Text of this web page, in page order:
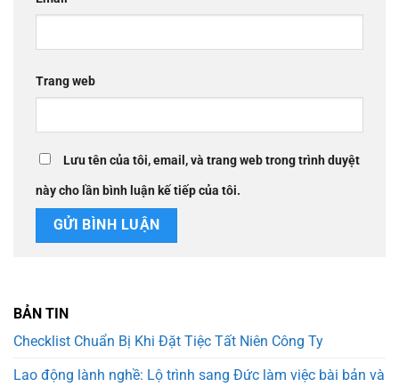
Trang web
Lưu tên của tôi, email, và trang web trong trình duyệt
này cho lần bình luận kế tiếp của tôi.
BẢN TIN
Checklist Chuẩn Bị Khi Đặt Tiệc Tất Niên Công Ty
Lao động lành nghề: Lộ trình sang Đức làm việc bài bản và